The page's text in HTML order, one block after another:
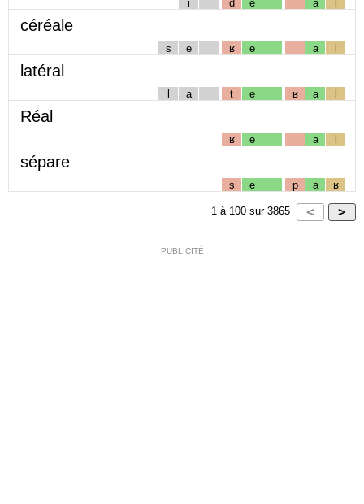
i d e a l
céréale
s e ʁ e a l
latéral
l a t e ʁ a l
Réal
ʁ e a l
sépare
s e p a ʁ
1 à 100 sur 3865
PUBLICITÉ